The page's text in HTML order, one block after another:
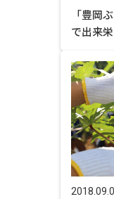
「豊岡
で出来